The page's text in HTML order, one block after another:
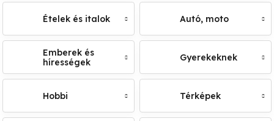
Ételek és italok Autó, moto
Emberek és
hírességek
Gyerekeknek
Hobbi Térképek